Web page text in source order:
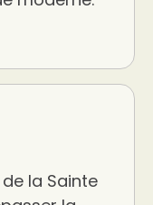
la Sainte